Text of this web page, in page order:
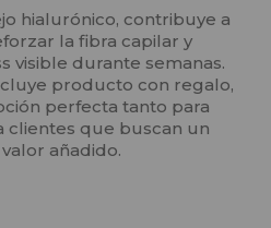
hialurónico, contribuye a
la fibra capilar y
visible durante semanas.
producto con regalo,
perfecta tanto para
clientes que buscan un
añadido.